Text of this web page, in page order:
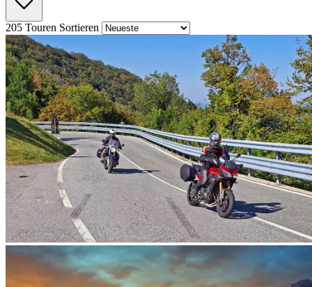
205 Touren Sortieren